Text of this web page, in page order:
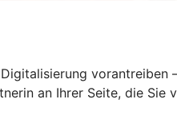
an Ihrer Seite, die